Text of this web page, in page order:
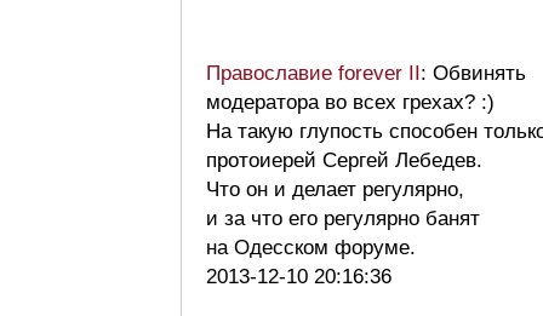
Православие forever II: Обвинять
модератора во всех грехах? :)
На такую глупость способен
протоиерей Сергей Лебедев.
Что он и делает регулярно,
и за что его регулярно банят
на Одесском форуме.
2013-12-10 20:16:36